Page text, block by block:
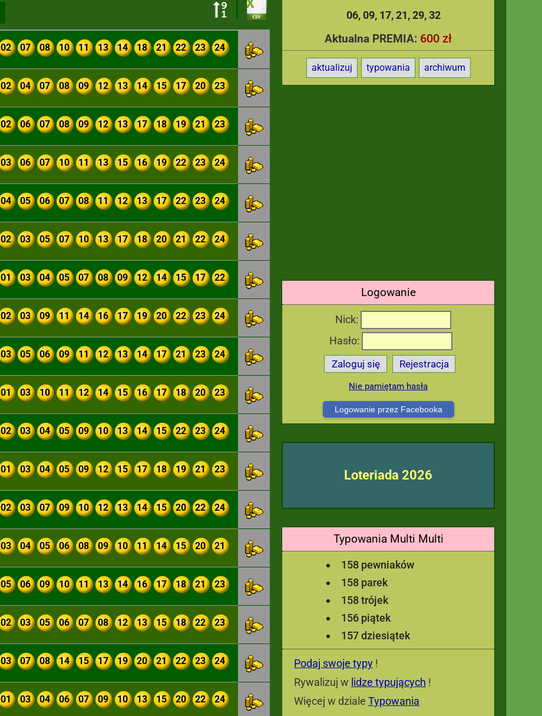
06 09 17 21 29 32
Aktualna PREMIA: 600 zł
aktualizuj typowania archiwum
Logowanie
Nick:
Hasło:
Zaloguj się Rejestracja
Nie pamiętam hasła
Logowanie przez Facebooka
Loteriada 2026
Typowania Multi Multi
158 pewniaków
158 parek
158 trójek
156 piątek
157 dziesiątek
Podaj swoje typy !
Rywalizuj w lidze typujących !
Więcej w dziale Typowania
02 07 08 10 11 13 14 18 21 22 23 24
02 04 07 08 09 12 13 14 15 17 20 23
02 06 07 08 09 12 13 17 18 19 21 23
03 06 07 10 11 13 15 16 19 22 23 24
04 05 06 07 08 11 12 13 17 22 23 24
02 03 05 07 10 13 17 18 20 21 22 24
01 03 04 05 07 08 09 12 14 15 17 22
02 03 09 11 14 16 17 19 20 22 23 24
03 05 06 09 11 12 13 14 17 21 23 24
01 03 10 11 12 14 15 16 17 18 20 23
02 03 04 05 09 10 13 14 15 22 23 24
01 03 04 05 09 12 15 17 18 19 21 23
02 03 07 09 10 12 13 14 15 20 22 24
03 04 05 06 08 09 10 11 14 15 20 21
05 06 09 10 11 13 14 16 17 18 21 23
02 03 05 06 07 08 12 13 15 18 22 23
03 07 08 14 15 17 19 20 21 22 23 24
01 03 04 06 07 09 10 13 15 20 22 24